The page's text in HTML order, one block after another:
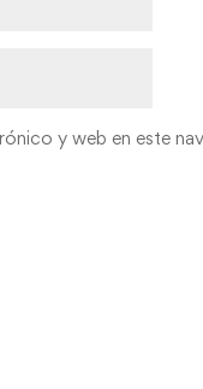
y web en este